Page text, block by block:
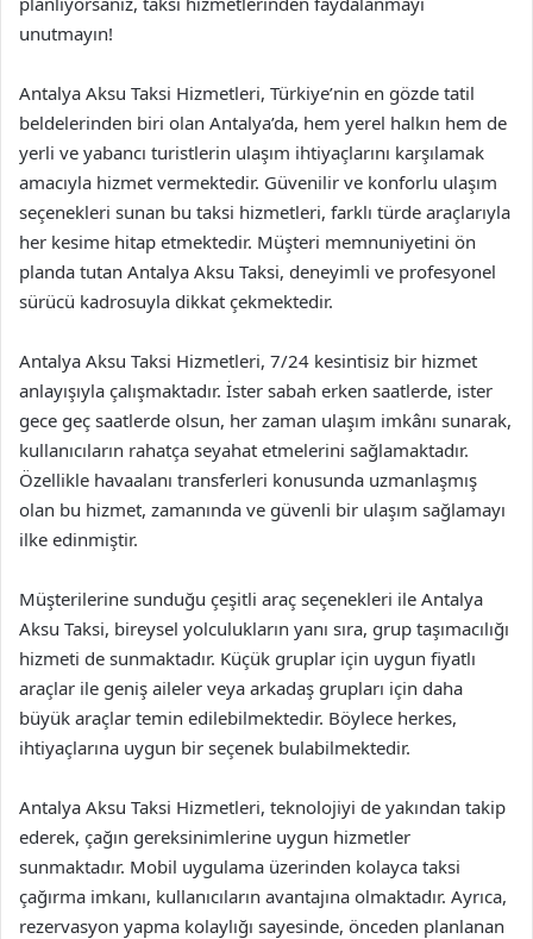
unutmayın!
Antalya Aksu Taksi Hizmetleri, Türkiye’nin en gözde tatil
beldelerinden biri olan Antalya’da, hem yerel halkın hem de
yerli ve yabancı turistlerin ulaşım ihtiyaçlarını karşılamak
amacıyla hizmet vermektedir. Güvenilir ve konforlu ulaşım
seçenekleri sunan bu taksi hizmetleri, farklı türde araçlarıyla
her kesime hitap etmektedir. Müşteri memnuniyetini ön
planda tutan Antalya Aksu Taksi, deneyimli ve profesyonel
sürücü kadrosuyla dikkat çekmektedir.
Antalya Aksu Taksi Hizmetleri, 7/24 kesintisiz bir hizmet
anlayışıyla çalışmaktadır. İster sabah erken saatlerde, ister
gece geç saatlerde olsun, her zaman ulaşım imkânı sunarak,
kullanıcıların rahatça seyahat etmelerini sağlamaktadır.
Özellikle havaalanı transferleri konusunda uzmanlaşmış
olan bu hizmet, zamanında ve güvenli bir ulaşım sağlamayı
ilke edinmiştir.
Müşterilerine sunduğu çeşitli araç seçenekleri ile Antalya
Aksu Taksi, bireysel yolculukların yanı sıra, grup taşımacılığı
hizmeti de sunmaktadır. Küçük gruplar için uygun fiyatlı
araçlar ile geniş aileler veya arkadaş grupları için daha
büyük araçlar temin edilebilmektedir. Böylece herkes,
ihtiyaçlarına uygun bir seçenek bulabilmektedir.
Antalya Aksu Taksi Hizmetleri, teknolojiyi de yakından takip
ederek, çağın gereksinimlerine uygun hizmetler
sunmaktadır. Mobil uygulama üzerinden kolayca taksi
çağırma imkanı, kullanıcıların avantajına olmaktadır. Ayrıca,
rezervasyon yapma kolaylığı sayesinde, önceden planlanan